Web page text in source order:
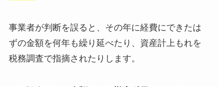
事業者が判断を誤ると、その年に経費にできたは
ずの金額を何年も繰り延べたり、資産計上もれを
税務調査で指摘されたりします。